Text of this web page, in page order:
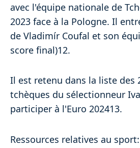
avec l'équipe nationale de
2023 face à la Pologne. Il
de Vladimír Coufal et son
score final)12.
Il est retenu dans la liste des
tchèques du sélectionneur
participer à l'Euro 202413.
Ressources relatives au